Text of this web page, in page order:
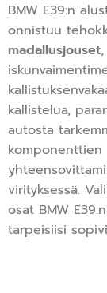
BMW E39:n
onnistuu
madallusjouset
kallistelua,
autosta
virityksessä.
osat BMW
tarpeisiisi